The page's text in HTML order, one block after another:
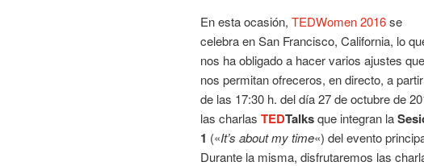
En esta ocasión, TEDWomen 2016se
celebra en San Francisco, California, lo
nos ha obligado a hacer varios ajustes que
nos permitan ofreceros, en directo, a partir
de las 17:30 h. del día 27 de octubre de
las charlas TEDTalksque integran la
1 («It’s about my time«) del evento
Durante la misma, disfrutaremos las